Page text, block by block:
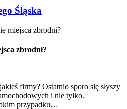
Śląska
miejsca zbrodni?
zbrodni?
firmy? Ostatnio sporo się słyszy
i nie tylko.
przypadku…